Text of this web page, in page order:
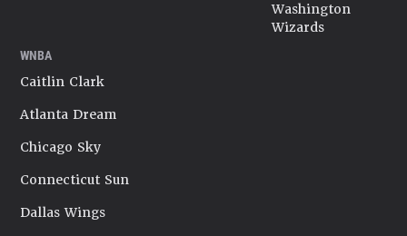
Washington
Wizards
WNBA
Caitlin Clark
Atlanta Dream
Chicago Sky
Connecticut Sun
Dallas Wings